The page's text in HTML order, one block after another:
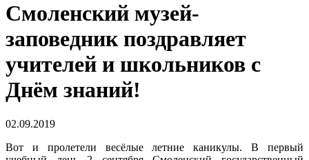
Смоленский музей-
заповедник поздравляет
учителей и школьников с
Днём знаний!
02.09.2019
Вот и пролетели весёлые летние каникулы. В первый